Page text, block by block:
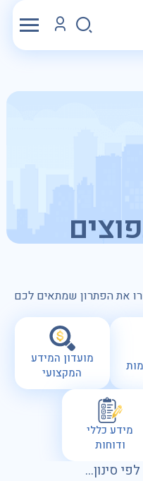
את הפתרון שמתאים לכם
מועדון המידע
המקצועי
מידע כללי
ודוחות
סינון...